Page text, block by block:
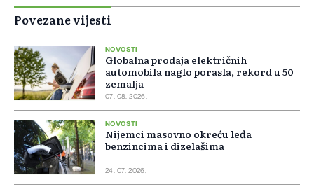
Povezane vijesti
NOVOSTI
Globalna prodaja električnih
automobila naglo porasla, rekord u 50
zemalja
07. 08. 2026.
NOVOSTI
Nijemci masovno okreću leđa
benzincima i dizelašima
24. 07. 2026.